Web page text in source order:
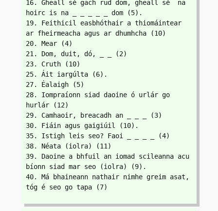
16. Gheall sé gach rud dom, gheall sé  na
hoirc is na _ _ _ _ _ dom (5).
19. Feithicil easbhóthair a thiomáintear
ar fheirmeacha agus ar dhumhcha (10)
20. Mear (4)
21. Dom, duit, dó, _ _ (2)
23. Cruth (10)
25. Áit iargúlta (6).
27. Éalaigh (5)
28. Iompraíonn siad daoine ó urlár go
hurlár (12)
29. Camhaoir, breacadh an _ _ _ (3)
30. Fiáin agus gaigiúil (10).
35. Istigh leis seo? Faoi _ _ _ _ (4)
38. Néata (iolra) (11)
39. Daoine a bhfuil an iomad scileanna acu
bíonn siad mar seo (iolra) (9).
40. Má bhaineann nathair nimhe greim asat,
tóg é seo go tapa (7)